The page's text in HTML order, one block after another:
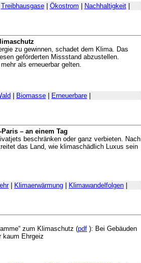
Treibhausgase| Ökostrom Nachhaltigkeit|
zu gewinnen, schadet dem Klima. Das
geförderten Missstand abzustellen.
als erneuerbar gelten.
Biomasse Erneuerbare
– an einem Tag
beschränken oder ganz verbieten. Nach
das Land, wie klimaschädlich Luxus sein
| Klimaerwärmung Klimawandelfolgen
zum Klimaschutz (pdf ): Bei Gebäuden
kaum Ehrgeiz